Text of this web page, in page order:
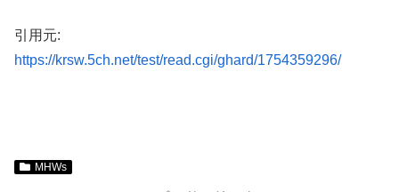
引用元:
https://krsw.5ch.net/test/read.cgi/ghard/1754359296/
MHWs